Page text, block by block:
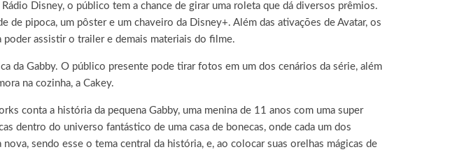
Disney, o público tem a chance de girar uma roleta que dá diversos prêmios.
de pipoca, um pôster e um chaveiro da Disney+. Além das ativações de Avatar, os
poder assistir o trailer e demais materiais do filme.
da Gabby. O público presente pode tirar fotos em um dos cenários da série, além
na cozinha, a Cakey.
conta a história da pequena Gabby, uma menina de 11 anos com uma super
dentro do universo fantástico de uma casa de bonecas, onde cada um dos
sendo esse o tema central da história, e, ao colocar suas orelhas mágicas de